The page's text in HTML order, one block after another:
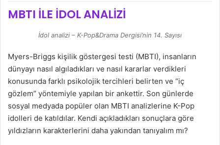
MBTI İLE İDOL ANALİZİ
İdol analizi – K-Pop&Drama Dergisi’nin 14. Sayısı
Myers-Briggs kişilik göstergesi testi (MBTI), insanların
dünyayı nasıl algıladıkları ve nasıl kararlar verdikleri
konusunda farklı psikolojik tercihleri belirten ve “iç
gözlem” yöntemiyle yapılan bir ankettir. Son günlerde
sosyal medyada popüler olan MBTI analizlerine K-Pop
idolleri de katıldılar. Kendi açıkladıkları sonuçlara göre
yıldızların karakterlerini daha yakından tanıyalım mı?